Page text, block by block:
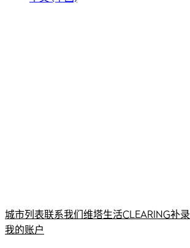
城市列表联系我们维塔生活CLEARING补录
我的账户